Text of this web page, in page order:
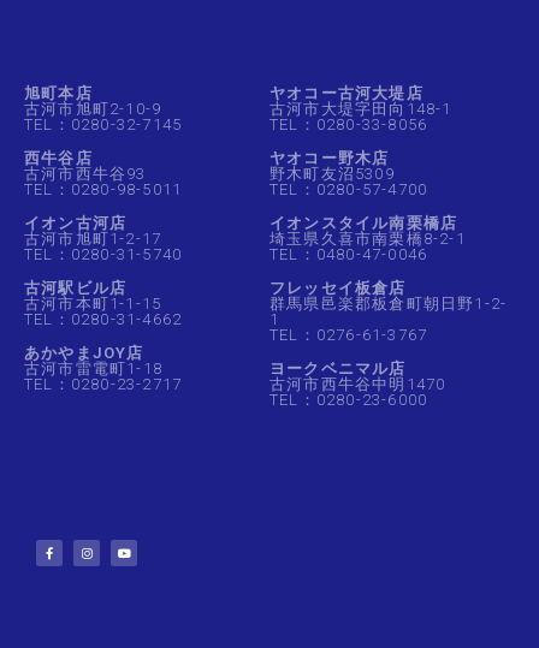
旭町本店
古河市旭町2-10-9
TEL：0280-32-7145
西牛谷店
古河市西牛谷93
TEL：0280-98-5011
イオン古河店
古河市旭町1-2-17
TEL：0280-31-5740
古河駅ビル店
古河市本町1-1-15
TEL：0280-31-4662
あかやまJOY店
古河市雷電町1-18
TEL：0280-23-2717
ヤオコー古河大堤店
古河市大堤字田向148-1
TEL：0280-33-8056
ヤオコー野木店
野木町友沼5309
TEL：0280-57-4700
イオンスタイル南栗橋店
埼玉県久喜市南栗橋8-2-1
TEL：0480-47-0046
フレッセイ板倉店
群馬県邑楽郡板倉町朝日野1-2-
1
TEL：0276-61-3767
ヨークベニマル店
古河市西牛谷中明1470
TEL：0280-23-6000